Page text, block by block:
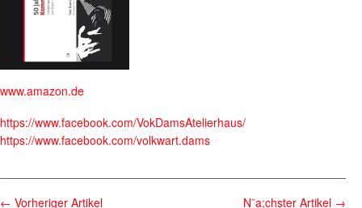
www.amazon.de
https://www.facebook.com/VokDamsAtelierhaus/
https://www.facebook.com/volkwart.dams
← Vorheriger Artikel N¨a;chster Artikel →